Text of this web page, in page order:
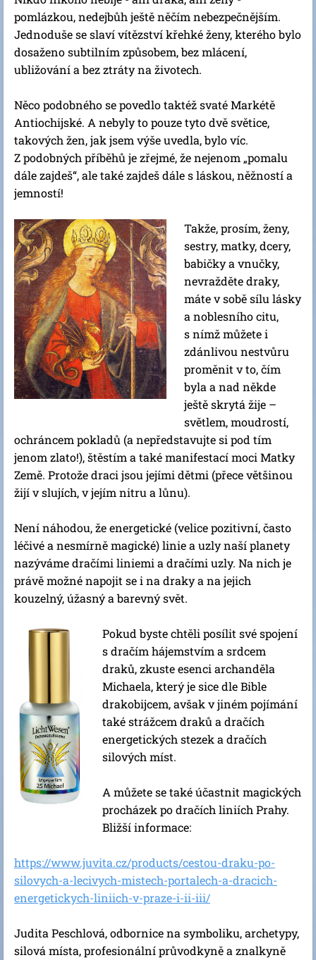
pomlázkou, nedejbůh ještě něčím nebezpečnějším.
Jednoduše se slaví vítězství křehké ženy, kterého bylo
dosaženo subtilním způsobem, bez mlácení,
ubližování a bez ztráty na životech.
Něco podobného se povedlo taktéž svaté Markétě
Antiochijské. A nebyly to pouze tyto dvě světice,
takových žen, jak jsem výše uvedla, bylo víc.
Z podobných příběhů je zřejmé, že nejenom „pomalu
dále zajdeš“, ale také zajdeš dále s láskou, něžností a
jemností!
Takže, prosím, ženy,
sestry, matky, dcery,
babičky a vnučky,
nevražděte draky,
máte v sobě sílu lásky
a noblesního citu,
s nímž můžete i
zdánlivou nestvůru
proměnit v to, čím
byla a nad někde
ještě skrytá žije –
světlem, moudrostí,
ochráncem pokladů (a nepředstavujte si pod tím
jenom zlato!), štěstím a také manifestací moci Matky
Země. Protože draci jsou jejími dětmi (přece většinou
žijí v slujích, v jejím nitru a lůnu).
Není náhodou, že energetické (velice pozitivní, často
léčivé a nesmírně magické) linie a uzly naší planety
nazýváme dračími liniemi a dračími uzly. Na nich je
právě možné napojit se i na draky a na jejich
kouzelný, úžasný a barevný svět.
Pokud byste chtěli posílit své spojení
s dračím hájemstvím a srdcem
draků, zkuste esenci archanděla
Michaela, který je sice dle Bible
drakobijcem, avšak v jiném pojímání
také strážcem draků a dračích
energetických stezek a dračích
silových míst.
A můžete se také účastnit magických
procházek po dračích liniích Prahy.
Bližší informace:
https://www.juvita.cz/products/cestou-draku-po-
silovych-a-lecivych-mistech-portalech-a-dracich-
energetickych-liniich-v-praze-i-ii-iii/
Judita Peschlová, odbornice na symboliku, archetypy,
silová místa, profesionální průvodkyně a znalkyně